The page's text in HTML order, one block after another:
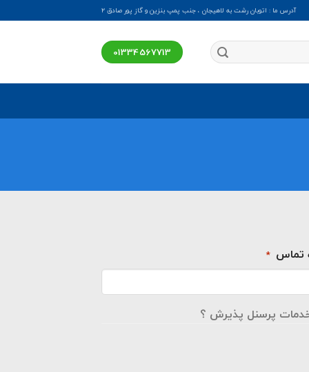
آدرس ما : اتوبان رشت به لاهیجان ، جنب پمپ بنزین و گاز پور صادق ۲
01334567713
تماس *
خدمات پرسنل پذیرش ؟